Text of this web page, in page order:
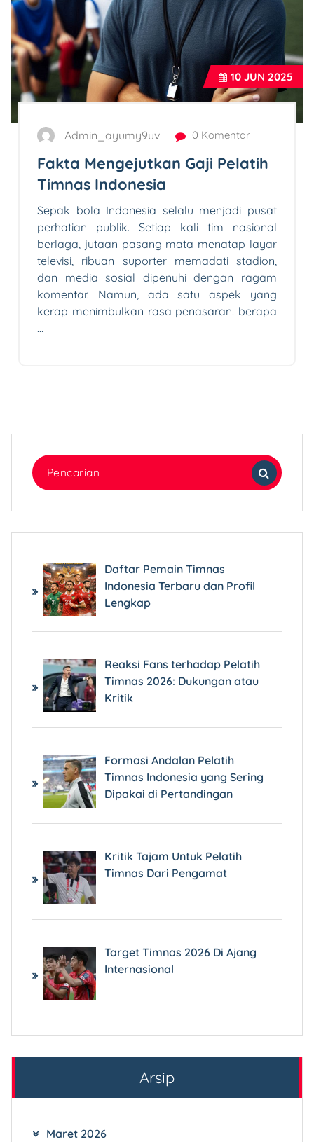
10 JUN 2025
Admin_ayumy9uv 0 Komentar
Fakta Mengejutkan Gaji Pelatih
Timnas Indonesia
Sepak bola Indonesia selalu menjadi pusat
perhatian publik. Setiap kali tim nasional
berlaga, jutaan pasang mata menatap layar
televisi, ribuan suporter memadati stadion,
dan media sosial dipenuhi dengan ragam
komentar. Namun, ada satu aspek yang
kerap menimbulkan rasa penasaran: berapa
…
Pencarian
untuk:
Daftar Pemain Timnas
Indonesia Terbaru dan Profil
Lengkap
Reaksi Fans terhadap Pelatih
Timnas 2026: Dukungan atau
Kritik
Formasi Andalan Pelatih
Timnas Indonesia yang Sering
Dipakai di Pertandingan
Kritik Tajam Untuk Pelatih
Timnas Dari Pengamat
Target Timnas 2026 Di Ajang
Internasional
Arsip
Maret 2026